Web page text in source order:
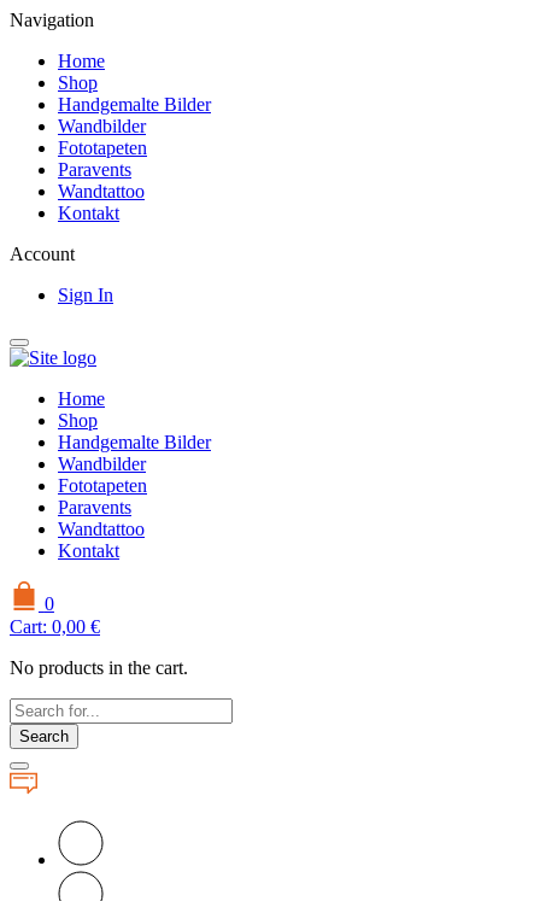
Navigation
Home
Shop
Handgemalte Bilder
Wandbilder
Fototapeten
Paravents
Wandtattoo
Kontakt
Account
Sign In
Home
Shop
Handgemalte Bilder
Wandbilder
Fototapeten
Paravents
Wandtattoo
Kontakt
0
Cart: 0,00 €
No products in the cart.
Search